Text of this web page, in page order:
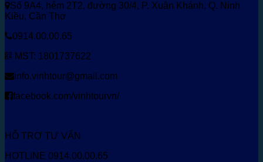
Số 9A4, hẻm 2T2, đường 30/4, P. Xuân Khánh, Q. Ninh
Kiều, Cần Thơ
0914.00.00.65
MST: 1801737622
info.vinhtour@gmail.com
facebook.com/vinhtourvn/
HỖ TRỢ TƯ VẤN
HOTLINE 0914.00.00.65